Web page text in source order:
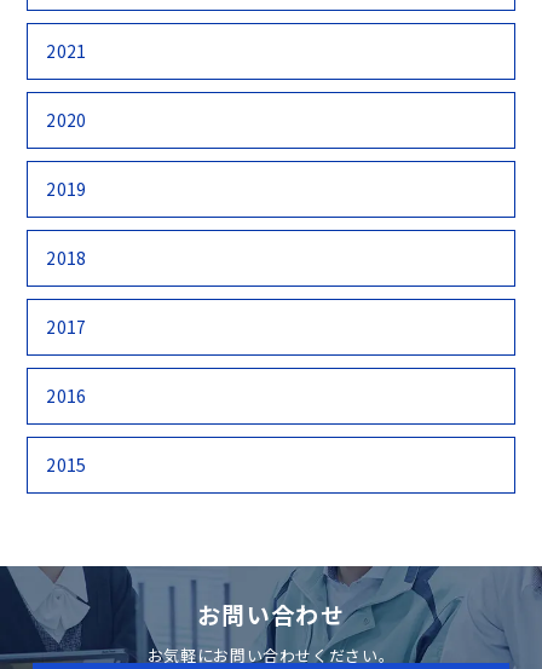
2021
2020
2019
2018
2017
2016
2015
お問い合わせ
お気軽にお問い合わせください。